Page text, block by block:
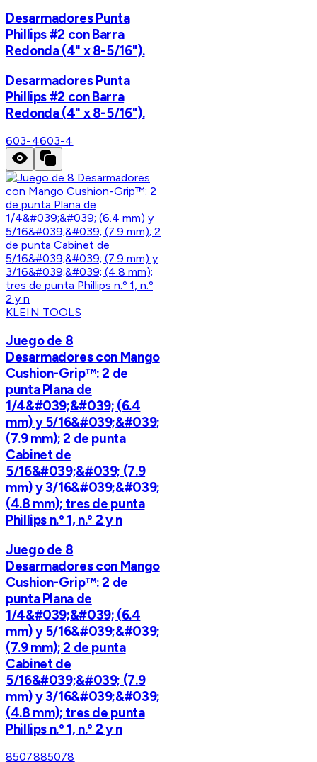
Desarmadores Punta
Phillips #2 con Barra
Redonda (4" x 8-5/16").
Desarmadores Punta
Phillips #2 con Barra
Redonda (4" x 8-5/16").
603-4603-4
KLEIN TOOLS
Juego de 8
Desarmadores con Mango
Cushion-Grip™: 2 de
punta Plana de
1/4&#039;&#039; (6.4
mm) y 5/16&#039;&#039;
(7.9 mm); 2 de punta
Cabinet de
5/16&#039;&#039; (7.9
mm) y 3/16&#039;&#039;
(4.8 mm); tres de punta
Phillips n.º 1, n.º 2 y n
Juego de 8
Desarmadores con Mango
Cushion-Grip™: 2 de
punta Plana de
1/4&#039;&#039; (6.4
mm) y 5/16&#039;&#039;
(7.9 mm); 2 de punta
Cabinet de
5/16&#039;&#039; (7.9
mm) y 3/16&#039;&#039;
(4.8 mm); tres de punta
Phillips n.º 1, n.º 2 y n
8507885078